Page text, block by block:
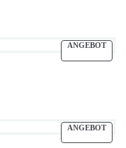
ANGEBOT
ANGEBOT